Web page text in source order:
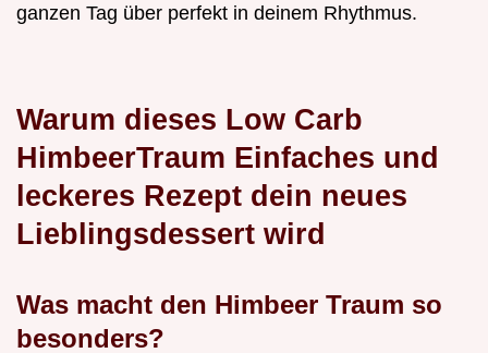
ganzen Tag über perfekt in deinem Rhythmus.
Warum dieses Low Carb
HimbeerTraum Einfaches und
leckeres Rezept dein neues
Lieblingsdessert wird
Was macht den Himbeer Traum so
besonders?